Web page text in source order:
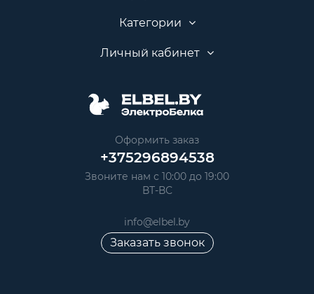
Категории
Личный кабинет
Оформить заказ
+375296894538
Звоните нам с 10:00 до 19:00
ВТ-ВС
info@elbel.by
Заказать звонок